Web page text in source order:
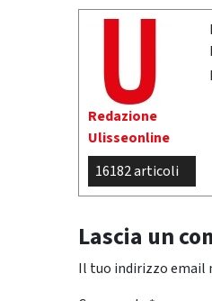
Redazione
Ulisseonline
16182 articoli
Lascia un
Il tuo indirizzo email